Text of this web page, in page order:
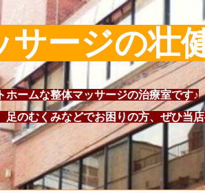
サージの壮
ホームな整体マッサージの治療室です♪
足のむくみなどでお困りの方、ぜひ当